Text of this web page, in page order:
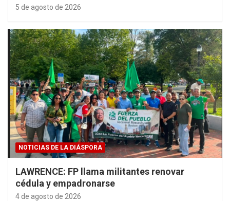
5 de agosto de 2026
NOTICIAS DE LA DIÁSPORA
LAWRENCE: FP llama militantes renovar
cédula y empadronarse
4 de agosto de 2026